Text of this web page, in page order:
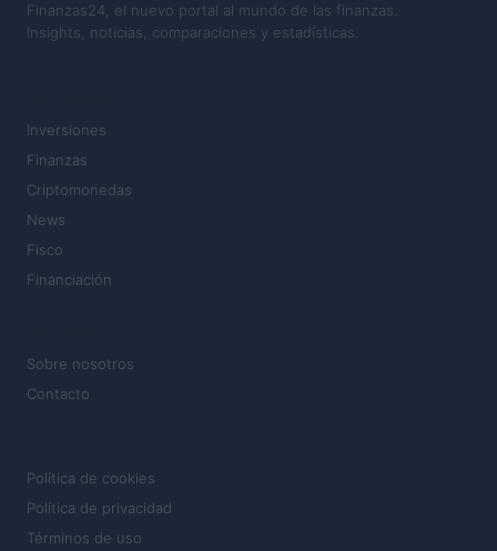
Finanzas24, el nuevo portal al mundo de las finanzas.
Insights, noticias, comparaciones y estadísticas.
Inversiones
Finanzas
Criptomonedas
News
Fisco
Financiación
Sobre nosotros
Contacto
Política de cookies
Política de privacidad
Términos de uso